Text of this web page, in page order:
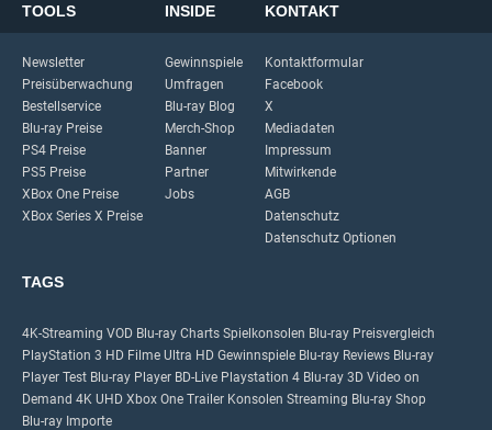
TOOLS
Newsletter
Preisüberwachung
Bestellservice
Blu-ray Preise
PS4 Preise
PS5 Preise
XBox One Preise
XBox Series X Preise
INSIDE
Gewinnspiele
Umfragen
Blu-ray Blog
Merch-Shop
Banner
Partner
Jobs
KONTAKT
Kontaktformular
Facebook
X
Mediadaten
Impressum
Mitwirkende
AGB
Datenschutz
Datenschutz Optionen
TAGS
4K-Streaming VOD Blu-ray Charts Spielkonsolen Blu-ray Preisvergleich
PlayStation 3 HD Filme Ultra HD Gewinnspiele Blu-ray Reviews Blu-ray
Player Test Blu-ray Player BD-Live Playstation 4 Blu-ray 3D Video on
Demand 4K UHD Xbox One Trailer Konsolen Streaming Blu-ray Shop
Blu-ray Importe